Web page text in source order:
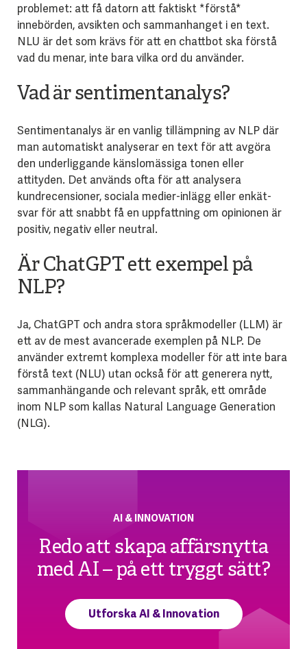
problemet: att få datorn att faktiskt *förstå*
innebörden, avsikten och sammanhanget i en text.
NLU är det som krävs för att en chattbot ska förstå
vad du menar, inte bara vilka ord du använder.
Vad är sentimentanalys?
Sentimentanalys är en vanlig tillämpning av NLP där
man automatiskt analyserar en text för att avgöra
den underliggande känslomässiga tonen eller
attityden. Det används ofta för att analysera
kundrecensioner, sociala medier-inlägg eller enkät-
svar för att snabbt få en uppfattning om opinionen är
positiv, negativ eller neutral.
Är ChatGPT ett exempel på
NLP?
Ja, ChatGPT och andra stora språkmodeller (LLM) är
ett av de mest avancerade exemplen på NLP. De
använder extremt komplexa modeller för att inte bara
förstå text (NLU) utan också för att generera nytt,
sammanhängande och relevant språk, ett område
inom NLP som kallas Natural Language Generation
(NLG).
AI & INNOVATION
Redo att skapa affärsnytta
med AI – på ett tryggt sätt?
Utforska AI & Innovation